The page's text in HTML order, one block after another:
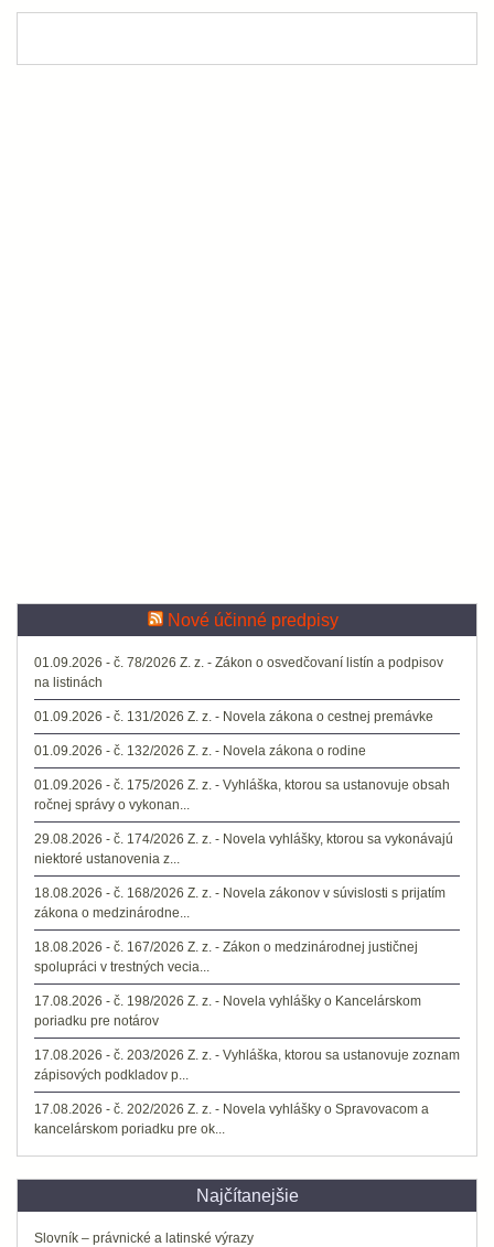
Nové účinné predpisy
01.09.2026 - č. 78/2026 Z. z. - Zákon o osvedčovaní listín a podpisov
na listinách
01.09.2026 - č. 131/2026 Z. z. - Novela zákona o cestnej premávke
01.09.2026 - č. 132/2026 Z. z. - Novela zákona o rodine
01.09.2026 - č. 175/2026 Z. z. - Vyhláška, ktorou sa ustanovuje obsah
ročnej správy o vykonan...
29.08.2026 - č. 174/2026 Z. z. - Novela vyhlášky, ktorou sa vykonávajú
niektoré ustanovenia z...
18.08.2026 - č. 168/2026 Z. z. - Novela zákonov v súvislosti s prijatím
zákona o medzinárodne...
18.08.2026 - č. 167/2026 Z. z. - Zákon o medzinárodnej justičnej
spolupráci v trestných vecia...
17.08.2026 - č. 198/2026 Z. z. - Novela vyhlášky o Kancelárskom
poriadku pre notárov
17.08.2026 - č. 203/2026 Z. z. - Vyhláška, ktorou sa ustanovuje zoznam
zápisových podkladov p...
17.08.2026 - č. 202/2026 Z. z. - Novela vyhlášky o Spravovacom a
kancelárskom poriadku pre ok...
Najčítanejšie
Slovník – právnické a latinské výrazy